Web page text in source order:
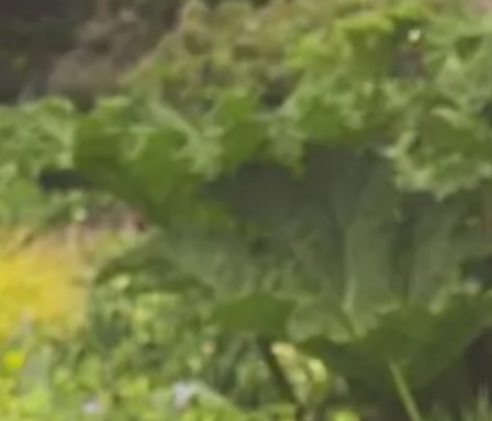
Een gezonde en verzorgde
tuin in Dronten begint met
professioneel
tuinonderhoud